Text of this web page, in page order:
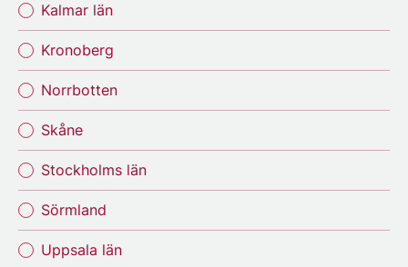
Kalmar län
Kronoberg
Norrbotten
Skåne
Stockholms län
Sörmland
Uppsala län